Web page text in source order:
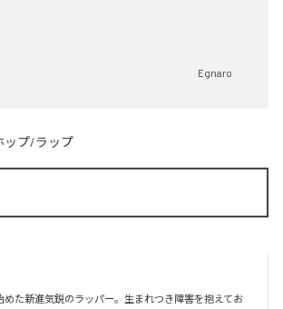
Egnaro
ップ/ラップ
た新進気鋭のラッパー。生まれつき障害を抱えてお